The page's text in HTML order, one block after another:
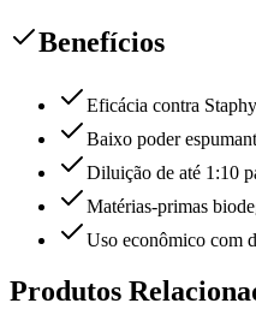
Benefícios
Eficácia contra
Baixo poder
Diluição de até 1:10
Matérias-primas
Uso econômico com
Produtos